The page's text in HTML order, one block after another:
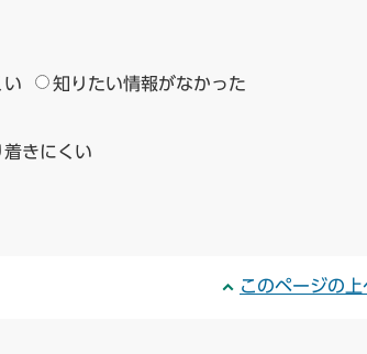
い 知りたい情報がなかった
着きにくい
このページの上